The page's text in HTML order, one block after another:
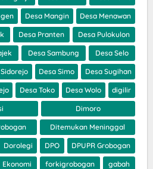
Desa Mangin Desa Menawan
Desa Pranten Desa Pulokulon
Desa Sambung Desa Selo
Desa Simo Desa Sugihan
Desa Toko Desa Wolo digilir
Dimoro
Ditemukan Meninggal
Dorolegi DPO DPUPR Grobogan
Ekonomi forkigrobogan gabah